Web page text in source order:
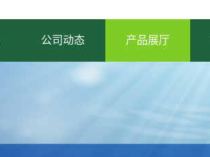
公司动态 产品展厅